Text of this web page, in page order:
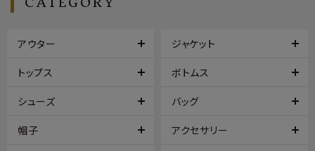
アウター ジャケット
トップス ボトムス
シューズ バッグ
帽子 アクセサリー